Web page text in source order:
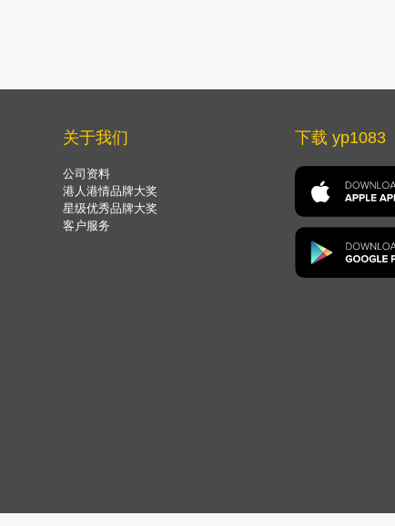
关于我们
公司资料
港人港情品牌大奖
星级优秀品牌大奖
客户服务
下载 yp1083